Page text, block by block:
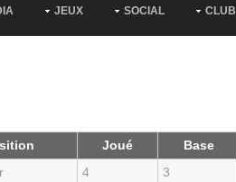
JEUX SOCIAL CLUB
Joué Base
4 3